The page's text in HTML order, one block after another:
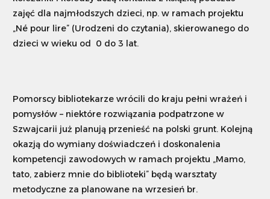
zajęć dla najmłodszych dzieci, np. w ramach projektu
„Né pour lire” (Urodzeni do czytania), skierowanego do
dzieci w wieku od 0 do 3 lat.
Pomorscy bibliotekarze wrócili do kraju pełni wrażeń i
pomysłów – niektóre rozwiązania podpatrzone w
Szwajcarii już planują przenieść na polski grunt. Kolejną
okazją do wymiany doświadczeń i doskonalenia
kompetencji zawodowych w ramach projektu „Mamo,
tato, zabierz mnie do biblioteki” będą warsztaty
metodyczne za planowane na wrzesień br.